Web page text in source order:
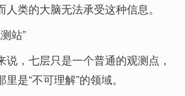
类的大脑无法承受这种信息。
站”
说，七层只是一个普通的观测点，
是“不可理解”的领域。